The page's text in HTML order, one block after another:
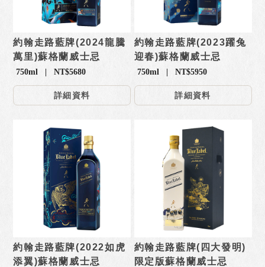
約翰走路藍牌(2024龍騰
萬里)蘇格蘭威士忌
750ml | NT$5680
詳細資料
約翰走路藍牌(2023躍兔
迎春)蘇格蘭威士忌
750ml | NT$5950
詳細資料
約翰走路藍牌(2022如虎
添翼)蘇格蘭威士忌
約翰走路藍牌(四大發明)
限定版蘇格蘭威士忌